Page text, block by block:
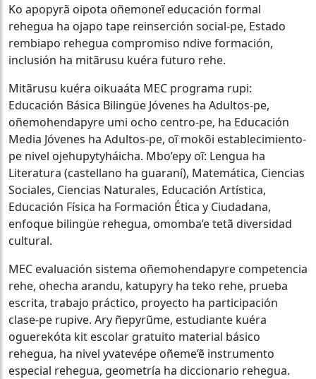
Ko apopyrã oipota oñemoneĩ educación formal
rehegua ha ojapo tape reinserción social-pe, Estado
rembiapo rehegua compromiso ndive formación,
inclusión ha mitãrusu kuéra futuro rehe.
Mitãrusu kuéra oikuaáta MEC programa rupi:
Educación Básica Bilingüe Jóvenes ha Adultos-pe,
oñemohendapyre umi ocho centro-pe, ha Educación
Media Jóvenes ha Adultos-pe, oĩ mokõi establecimiento-
pe nivel ojehupytyháicha. Mbo’epy oĩ: Lengua ha
Literatura (castellano ha guaraní), Matemática, Ciencias
Sociales, Ciencias Naturales, Educación Artística,
Educación Física ha Formación Ética y Ciudadana,
enfoque bilingüe rehegua, omomba’e tetã diversidad
cultural.
MEC evaluación sistema oñemohendapyre competencia
rehe, ohecha arandu, katupyry ha teko rehe, prueba
escrita, trabajo práctico, proyecto ha participación
clase-pe rupive. Ary ñepyrũme, estudiante kuéra
oguerekóta kit escolar gratuito material básico
rehegua, ha nivel yvatevépe oñeme’ẽ instrumento
especial rehegua, geometría ha diccionario rehegua.